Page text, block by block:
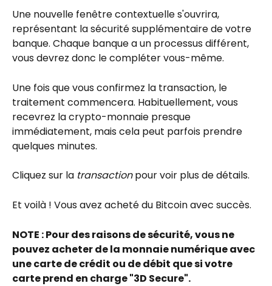
Une nouvelle fenêtre contextuelle s'ouvrira,
représentant la sécurité supplémentaire de votre
banque. Chaque banque a un processus différent,
vous devrez donc le compléter vous-même.
Une fois que vous confirmez la transaction, le
traitement commencera. Habituellement, vous
recevrez la crypto-monnaie presque
immédiatement, mais cela peut parfois prendre
quelques minutes.
Cliquez sur la transaction pour voir plus de détails.
Et voilà ! Vous avez acheté du Bitcoin avec succès.
NOTE : Pour des raisons de sécurité, vous ne
pouvez acheter de la monnaie numérique avec
une carte de crédit ou de débit que si votre
carte prend en charge "3D Secure".